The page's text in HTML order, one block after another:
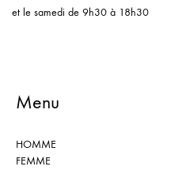
et le samedi de 9h30 à 18h30
Menu
HOMME
FEMME